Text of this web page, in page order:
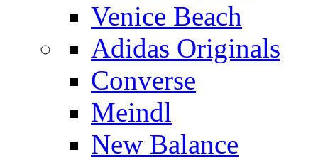
Venice Beach
Adidas Originals
Converse
Meindl
New Balance